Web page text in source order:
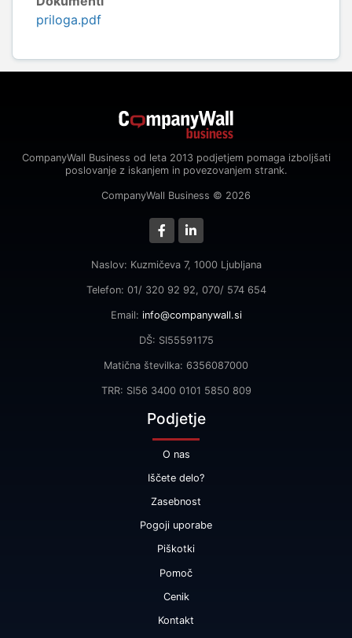
priloga.pdf
CompanyWall Business od leta 2013 podjetjem pomaga izboljšati
poslovanje z iskanjem in povezovanjem strank.
CompanyWall Business © 2026
Naslov: Kuzmičeva 7, 1000 Ljubljana
Telefon: 01/ 320 92 92, 070/ 574 654
Email: info@companywall.si
DŠ: SI55591175
Matična številka: 6356087000
TRR: SI56 3400 0101 5850 809
Podjetje
O nas
Iščete delo?
Zasebnost
Pogoji uporabe
Piškotki
Pomoč
Cenik
Kontakt